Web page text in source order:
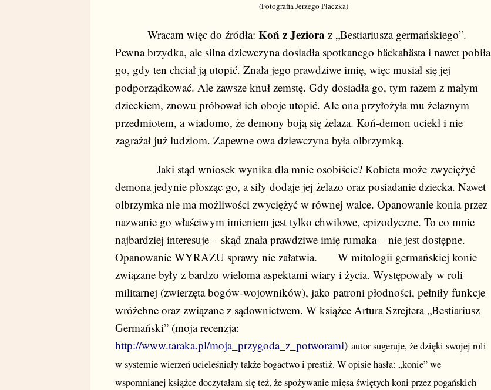
(Fotografia Jerzego Płaczka)
Wracam więc do źródła: Koń z Jeziora z „Bestiariusza germańskiego”.
Pewna brzydka, ale silna dziewczyna dosiadła spotkanego bäckahästa i nawet pobiła
go, gdy ten chciał ją utopić. Znała jego prawdziwe imię, więc musiał się jej
podporządkować. Ale zawsze knuł zemstę. Gdy dosiadła go, tym razem z małym
dzieckiem, znowu próbował ich oboje utopić. Ale ona przyłożyła mu żelaznym
przedmiotem, a wiadomo, że demony boją się żelaza. Koń-demon uciekł i nie
zagrażał już ludziom. Zapewne owa dziewczyna była olbrzymką.
Jaki stąd wniosek wynika dla mnie osobiście? Kobieta może zwyciężyć
demona jedynie płosząc go, a siły dodaje jej żelazo oraz posiadanie dziecka. Nawet
olbrzymka nie ma możliwości zwyciężyć w równej walce. Opanowanie konia przez
nazwanie go właściwym imieniem jest tylko chwilowe, epizodyczne. To co mnie
najbardziej interesuje – skąd znała prawdziwe imię rumaka – nie jest dostępne.
Opanowanie WYRAZU sprawy nie załatwia. W mitologii germańskiej konie
związane były z bardzo wieloma aspektami wiary i życia. Występowały w roli
militarnej (zwierzęta bogów-wojowników), jako patroni płodności, pełniły funkcje
wróżebne oraz związane z sądownictwem. W książce Artura Szrejtera „Bestiariusz
Germański” (moja recenzja:
http://www.taraka.pl/moja_przygoda_z_potworami) autor sugeruje, że dzięki swojej roli
w systemie wierzeń ucieleśniały także bogactwo i prestiż. W opisie hasła: „konie” we
wspomnianej książce doczytałam się też, że spożywanie mięsa świętych koni przez pogańskich